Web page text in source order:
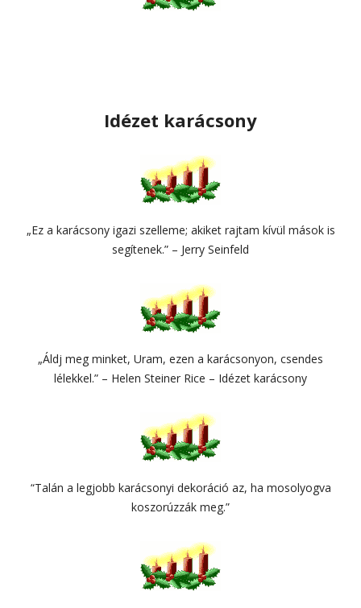
Idézet karácsony
„Ez a karácsony igazi szelleme; akiket rajtam kívül mások is
segítenek.” – Jerry Seinfeld
„Áldj meg minket, Uram, ezen a karácsonyon, csendes
lélekkel.” – Helen Steiner Rice – Idézet karácsony
“Talán a legjobb karácsonyi dekoráció az, ha mosolyogva
koszorúzzák meg.”